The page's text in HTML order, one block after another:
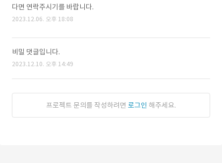
다면 연락주시기를 바랍니다.
2023.12.06. 오후 18:08
비밀 댓글입니다.
2023.12.10. 오후 14:49
프로젝트 문의를 작성하려면 로그인 해주세요.